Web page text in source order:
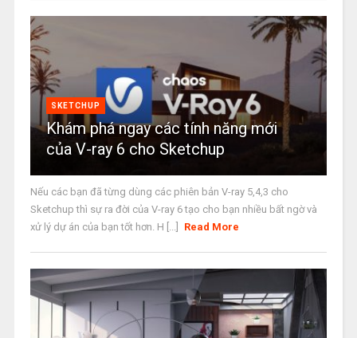
SKETCHUP
Khám phá ngay các tính năng mới
của V-ray 6 cho Sketchup
Nếu các bạn đã từng dùng các phiên bản V-ray 5,4,3 cho
Sketchup thì sự ra đời của V-ray 6 tạo cho bạn nhiều bất ngờ và
xử lý dự án của bạn tốt hơn. H [...]
Read More